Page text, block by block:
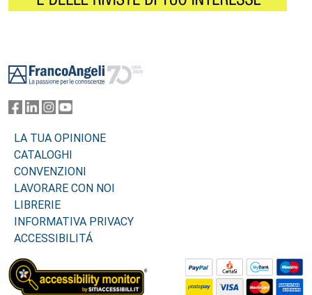
LA TUA OPINIONE
CATALOGHI
CONVENZIONI
LAVORARE CON NOI
LIBRERIE
INFORMATIVA PRIVACY
ACCESSIBILITÁ